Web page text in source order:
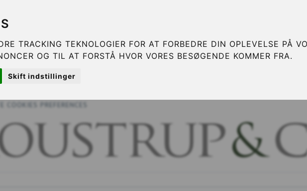
TRACKING TEKNOLOGIER FOR AT FORBEDRE DIN OPLEVELSE PÅ
OG TIL AT FORSTÅ HVOR VORES BESØGENDE KOMMER FRA.
Skift indstillinger
COOKIES PREFERENCES